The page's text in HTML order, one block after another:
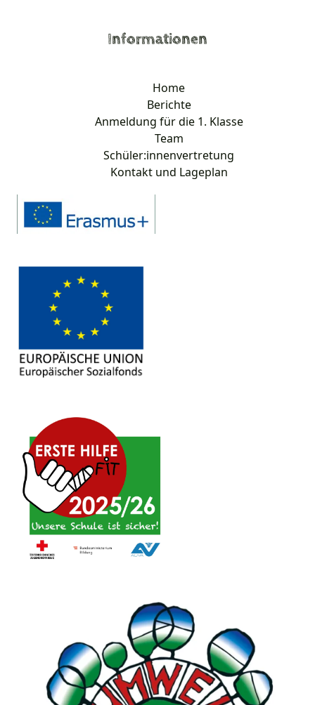
Informationen
Home
Berichte
Anmeldung für die 1. Klasse
Team
Schüler:innenvertretung
Kontakt und Lageplan